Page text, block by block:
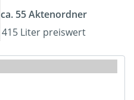
ca. 55 Aktenordner
415 Liter preiswert